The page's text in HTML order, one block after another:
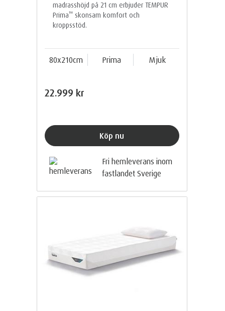
madrasshöjd på 21 cm erbjuder TEMPUR
Prima™skonsam komfort och
kroppsstöd.
80x210cm Prima Mjuk
22.999 kr
Köp nu
Fri hemleverans inom
fastlandet Sverige